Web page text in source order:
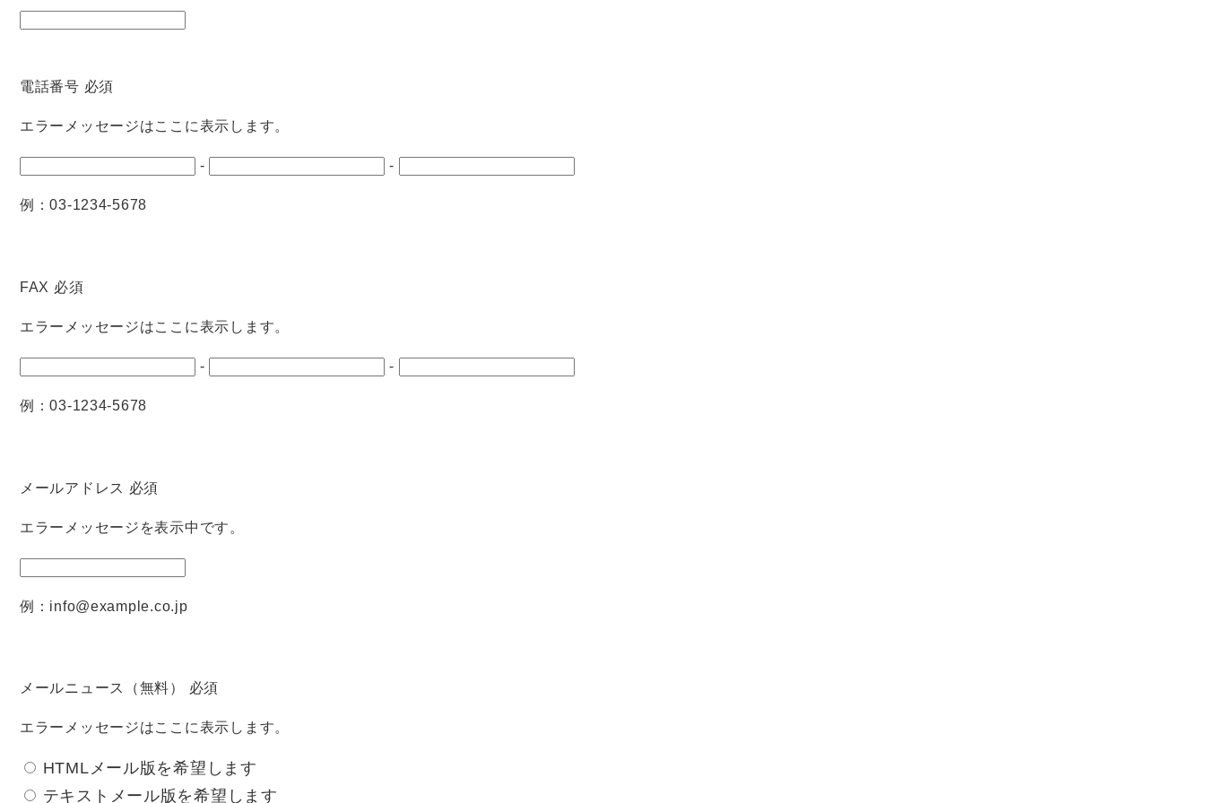
電話番号 必須
エラーメッセージはここに表示します。
- -
例：03-1234-5678
FAX 必須
エラーメッセージはここに表示します。
- -
例：03-1234-5678
メールアドレス 必須
エラーメッセージを表示中です。
例：info@example.co.jp
メールニュース（無料） 必須
エラーメッセージはここに表示します。
HTMLメール版を希望します
テキストメール版を希望します